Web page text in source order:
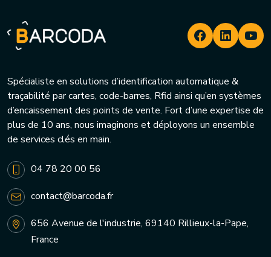
Spécialiste en solutions d’identification automatique &
traçabilité par cartes, code-barres, Rfid ainsi qu’en systèmes
d’encaissement des points de vente. Fort d’une expertise de
plus de 10 ans, nous imaginons et déployons un ensemble
de services clés en main.
04 78 20 00 56
contact@barcoda.fr
656 Avenue de l'industrie, 69140 Rillieux-la-Pape,
France